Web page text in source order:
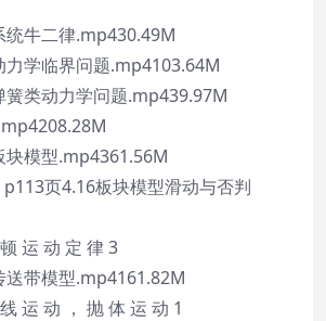
牛二律.mp430.49M
学临界问题.mp4103.64M
类动力学问题.mp439.97M
模型.mp4361.56M
页4.16板块模型滑动与否判
运 动 定 律 3
带模型.mp4161.82M
运 动 ， 抛 体 运 动 1